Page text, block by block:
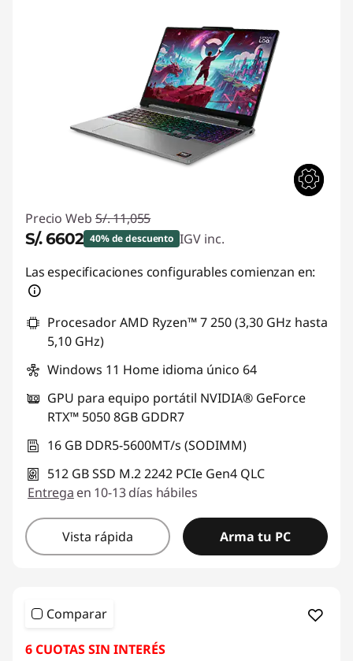
Precio Web S/. 11,055
S/. 6602 40% de descuento IGV inc.
Ahorros instantáneos :-S/. 4453
Las especificaciones configurables comienzan en:
Procesador AMD Ryzen™ 7 250 (3,30 GHz hasta
5,10 GHz)
Windows 11 Home idioma único 64
GPU para equipo portátil NVIDIA® GeForce
RTX™ 5050 8GB GDDR7
16 GB DDR5-5600MT/s (SODIMM)
512 GB SSD M.2 2242 PCIe Gen4 QLC
Entrega en 10-13 días hábiles
Vista rápida Arma tu PC
Comparar
6 CUOTAS SIN INTERÉS